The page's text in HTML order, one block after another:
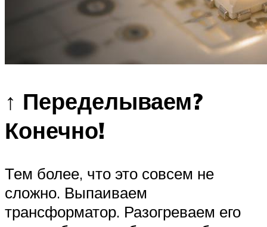
↑ Переделываем?
Конечно!
Тем более, что это совсем не
сложно. Выпаиваем
трансформатор. Разогреваем его